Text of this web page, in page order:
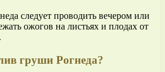
следует проводить вечером или
ожогов на листьях и плодах от
груши Рогнеда?